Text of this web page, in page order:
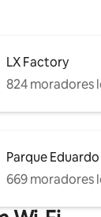
LX Factory
824 moradores
Parque Eduardo
669 moradores